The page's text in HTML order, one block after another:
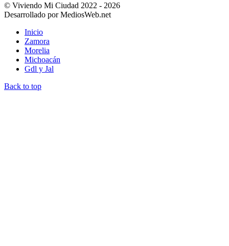
© Viviendo Mi Ciudad 2022 - 2026
Desarrollado por MediosWeb.net
Inicio
Zamora
Morelia
Michoacán
Gdl y Jal
Back to top